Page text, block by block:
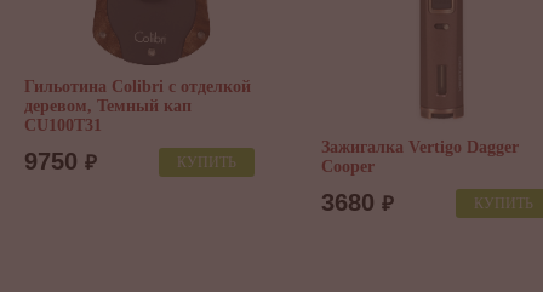
Зажигалка Vertigo Crusher ( в
ассортименте)